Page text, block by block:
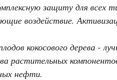
защиту для
воздействие.
кокосового дерева -
растительных
нефти.